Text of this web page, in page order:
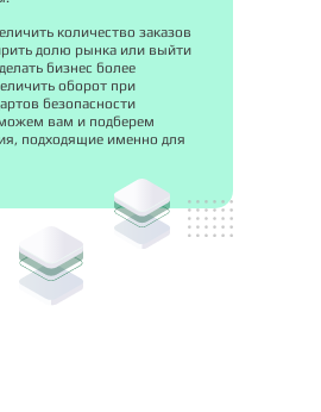
количество заказов
долю рынка или выйти
бизнес более
оборот при
безопасности
вам и подберем
подходящие именно для